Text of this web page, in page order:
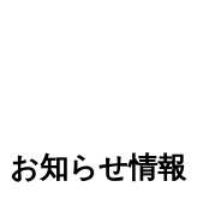
お知らせ情報